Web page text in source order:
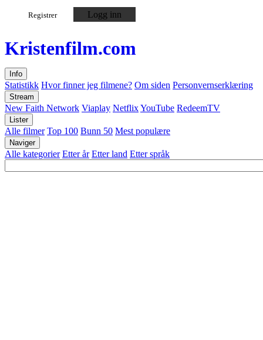
Registrer Logg inn
Kristenfilm.com
Info
Statistikk Hvor finner jeg filmene? Om siden Personvernserklæring
Stream
New Faith Network Viaplay NetflixYouTube RedeemTV
Lister
Alle filmer Top 100 Bunn 50 Mest populære
Naviger
Alle kategorier Etter år Etter land Etter språk